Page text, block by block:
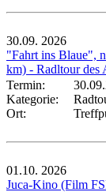
30.09. 2026
"Fahrt ins Blaue",
km) - Radltour des
Termin:
Kategorie:
Ort:
01.10. 2026
Juca-Kino (Film